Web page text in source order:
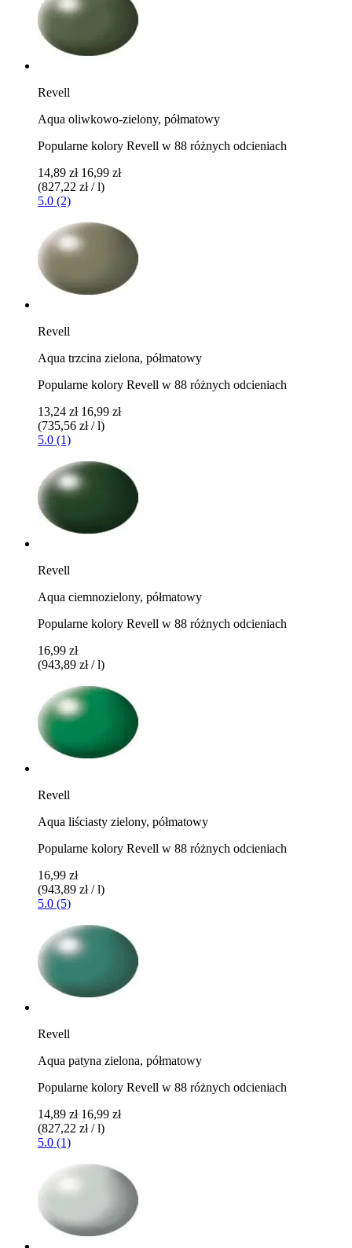
Revell
Aqua oliwkowo-zielony, półmatowy
Popularne kolory Revell w 88 różnych odcieniach
14,89 zł 16,99 zł
(827,22 zł / l)
5.0 (2)
Revell
Aqua trzcina zielona, ​​półmatowy
Popularne kolory Revell w 88 różnych odcieniach
13,24 zł 16,99 zł
(735,56 zł / l)
5.0 (1)
Revell
Aqua ciemnozielony, półmatowy
Popularne kolory Revell w 88 różnych odcieniach
16,99 zł
(943,89 zł / l)
Revell
Aqua liściasty zielony, półmatowy
Popularne kolory Revell w 88 różnych odcieniach
16,99 zł
(943,89 zł / l)
5.0 (5)
Revell
Aqua patyna zielona, ​​półmatowy
Popularne kolory Revell w 88 różnych odcieniach
14,89 zł 16,99 zł
(827,22 zł / l)
5.0 (1)